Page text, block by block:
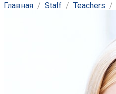
Главная Staff Teachers